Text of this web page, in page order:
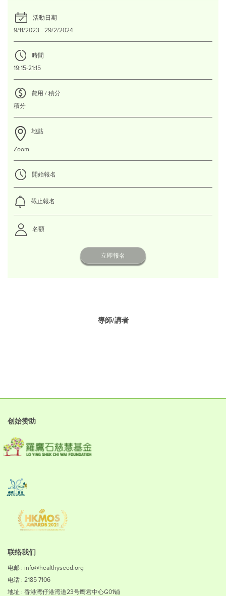
活動日期
9/11/2023 - 29/2/2024
時間
19:15-21:15
費用 / 積分
積分
地點
Zoom
開始報名
截止報名
名額
立即報名
導師/講者
创始赞助
联络我们
电邮 : info@healthyseed.org
电话 : 2185 7106
地址 : 香港湾仔港湾道23号鹰君中心G01铺